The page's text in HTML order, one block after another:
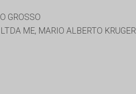
GROSSO
ME, MARIO ALBERTO KRUGER